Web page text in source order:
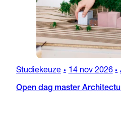
Studiekeuze • 14 nov 2026 •
Open dag master